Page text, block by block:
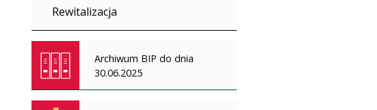
Rewitalizacja
Archiwum BIP do dnia
30.06.2025